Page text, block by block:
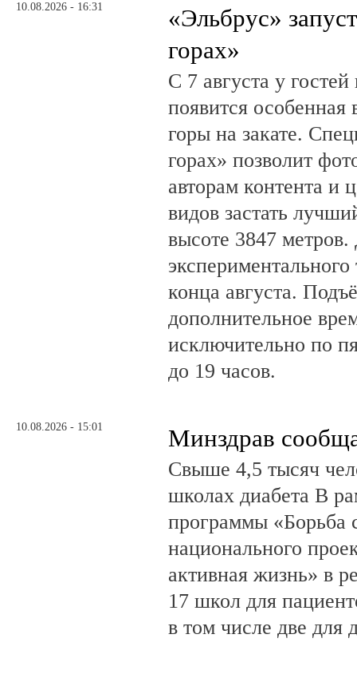
10.08.2026 - 16:31
«Эльбрус»
горах»
С 7 августа у
появится особенная
горы на закате.
горах» позволит
авторам контента и
видов застать
высоте 3847 метров.
конца августа.
дополнительное
исключительно по
до 19 часов.
10.08.2026 - 15:01 Минздрав
Свыше 4,5 тысяч
школах диабета В
программы «Борьба
национального
активная жизнь» в
17 школ для
в том числе две для